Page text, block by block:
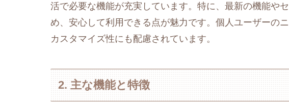
活で必要な機能が充実しています。特に、最新の機能や
め、安心して利用できる点が魅力です。個人ユーザーの
カスタマイズ性にも配慮されています。
2. 主な機能と特徴